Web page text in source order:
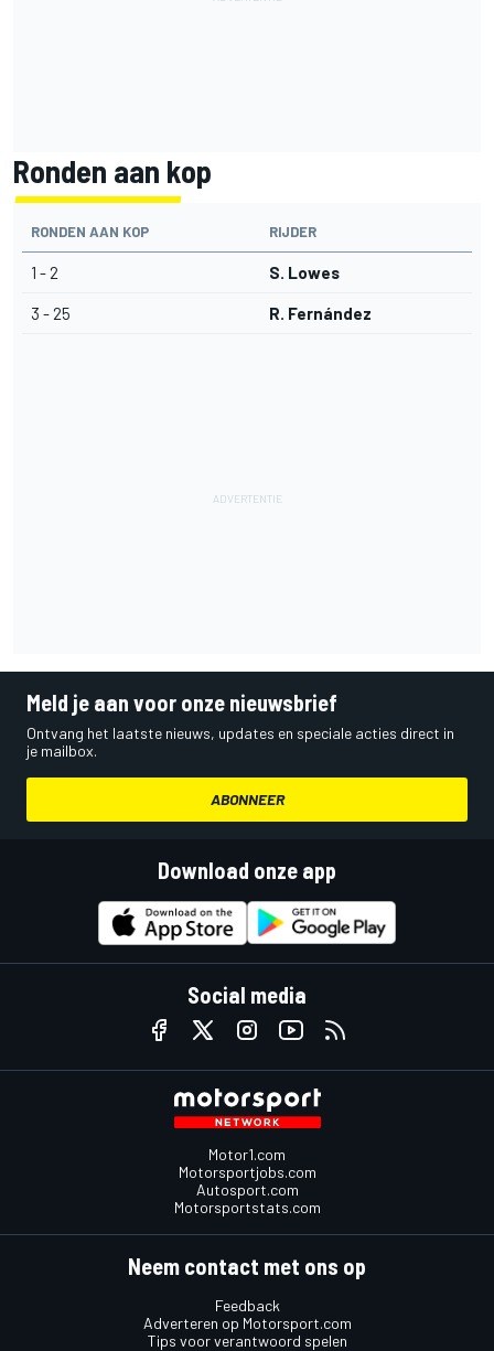
Ronden aan kop
RONDEN AAN KOP RIJDER
1 - 2 S. Lowes
3 - 25 R. Fernández
Meld je aan voor onze nieuwsbrief
Ontvang het laatste nieuws, updates en speciale acties direct in
je mailbox.
ABONNEER
Download onze app
Social media
Motor1.com
Motorsportjobs.com
Autosport.com
Motorsportstats.com
Neem contact met ons op
Feedback
Adverteren op Motorsport.com
Tips voor verantwoord spelen